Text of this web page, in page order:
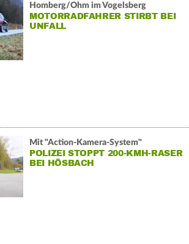
Homberg/Ohm im Vogelsberg
MOTORRADFAHRER STIRBT BEI
UNFALL
Mit "Action-Kamera-System"
POLIZEI STOPPT 200-KMH-RASER
BEI HÖSBACH